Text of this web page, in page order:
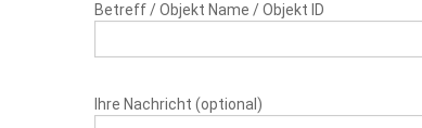
Betreff / Objekt Name / Objekt ID
Ihre Nachricht (optional)